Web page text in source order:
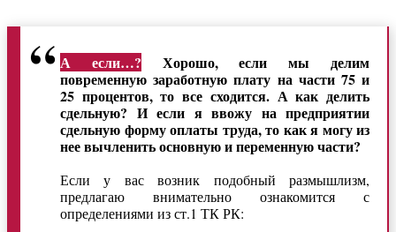
А если…?
Хорошо, если мы делим
повременную заработную плату на части 75 и
25 процентов, то все сходится. А как делить
сдельную? И если я ввожу на предприятии
сдельную форму оплаты труда, то как я могу из
нее вычленить основную и переменную части?
Если у вас возник подобный размышлизм,
предлагаю внимательно ознакомится с
определениями из ст.1 ТК РК: